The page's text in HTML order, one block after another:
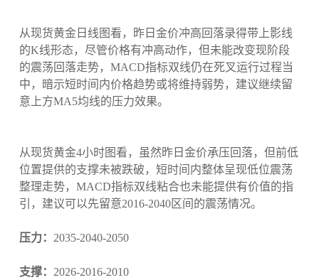
从现货黄金日线图看，昨日金价冲高回落录得带上影线
的K线形态，尽管价格有冲高动作，但未能改变现阶段
的震荡回落走势，MACD指标双线仍在死叉运行过程当
中，暗示短时间内价格趋势或将维持弱势，建议继续留
意上方MA5均线的压力效果。
从现货黄金4小时图看，虽然昨日金价承压回落，但前低
位置提供的支撑未被跌破，短时间内整体呈现低位震荡
整理走势，MACD指标双线粘合也未能提供有价值的指
引，建议可以先留意2016-2040区间的震荡情况。
压力： 2035-2040-2050
支撑： 2026-2016-2010